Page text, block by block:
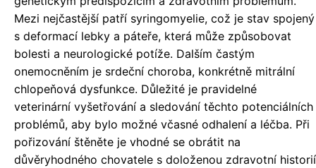
Mezi nejčastější patří syringomyelie, což je stav spojený
s deformací lebky a páteře, která může způsobovat
bolesti a neurologické potíže. Dalším častým
onemocněním je srdeční choroba, konkrétně mitrální
chlopeňová dysfunkce. Důležité je pravidelné
veterinární vyšetřování a sledování těchto potenciálních
problémů, aby bylo možné včasné odhalení a léčba. Při
pořizování štěněte je vhodné se obrátit na
důvěryhodného chovatele s doloženou zdravotní historií